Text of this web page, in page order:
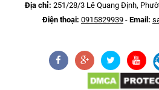
Địa chỉ: 251/28/3 Lê Quang Định,
Điện thoại: 0915829939 - Email: